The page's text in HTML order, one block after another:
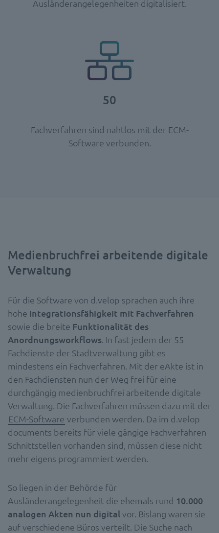
Ausländerangelegenheiten digitalisiert.
50
Fachverfahren sind nahtlos mit der ECM-
Software verbunden.
Medienbruchfrei arbeitende digitale
Verwaltung
Für die Software von d.velop sprachen auch ihre
hohe Integrationsfähigkeit mit Fachverfahren
sowie die breite Funktionalität des
Anordnungsworkflows. In fast jedem der 55
Fachdienste der Stadtverwaltung gibt es
mindestens ein Fachverfahren. Mit der eAkte ist in
den Fachdiensten nun der Weg frei für eine
durchgängig medienbruchfrei arbeitende digitale
Verwaltung. Die Fachverfahren müssen dazu mit der
ECM-Software verbunden werden. Da im d.velop
documents bereits für viele gängige Fachverfahren
Schnittstellen vorhanden sind, müssen diese nicht
mehr eigens programmiert werden.
So liegen in der Behörde für
Ausländerangelegenheit die ehemals rund 10.000
analogen Akten nun digitalvor. Bislang waren sie
auf verschiedene Büros verteilt. Die Suche nach